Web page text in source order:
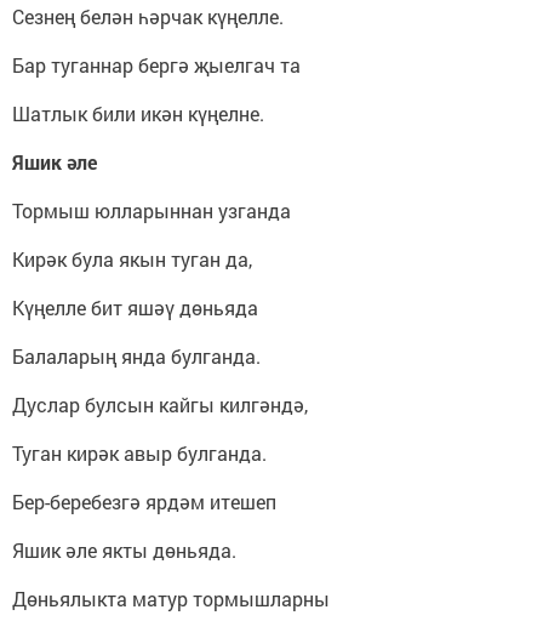
Сезнең белән һәрчак күңелле.
Бар туганнар бергә җыелгач та
Шатлык били икән күңелне.
Яшик әле
Тормыш юлларыннан узганда
Кирәк була якын туган да,
Күңелле бит яшәү дөньяда
Балаларың янда булганда.
Дуслар булсын кайгы килгәндә,
Туган кирәк авыр булганда.
Бер-беребезгә ярдәм итешеп
Яшик әле якты дөньяда.
Дөньялыкта матур тормышларны